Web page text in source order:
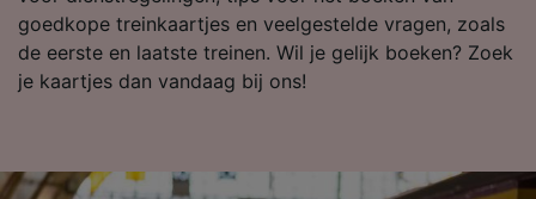
goedkope treinkaartjes en veelgestelde vragen, zoals
de eerste en laatste treinen. Wil je gelijk boeken? Zoek
je kaartjes dan vandaag bij ons!